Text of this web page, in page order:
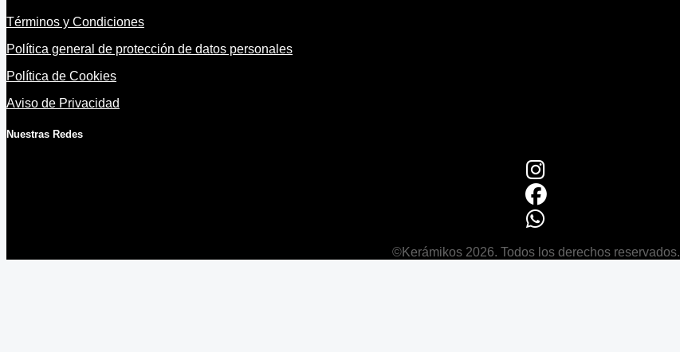
Términos y Condiciones
Política general de protección de datos personales
Política de Cookies
Aviso de Privacidad
Nuestras Redes
©Kerámikos 2026. Todos los derechos reservados.